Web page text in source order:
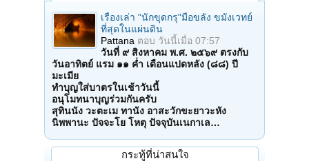
เรื่องเล่า "นักขุดกรุ"มือขลัง ขมังเวทย์
ที่สุดในแผ่นดิน
Pattana ตอบ วันนี้เมื่อ 07:57
วันที่ ๙ สิงหาคม พ.ศ. ๒๕๖๙ ตรงกับ
วันอาทิตย์ แรม ๑๑ ค่ำ เดือนแปดหลัง (๘๘) ปี
มะเมีย
ทำบุญใส่บาตรในเช้าวันนี้
อนุโมทนาบุญร่วมกันครับ
สุทินนัง วะตะเม ทานัง อาสะวักขะยาวะหัง
นิพพานะ ปัจจะโย โหตุ ปัจจุบันเนกาเล…
กระทู้ที่น่าสนใจ